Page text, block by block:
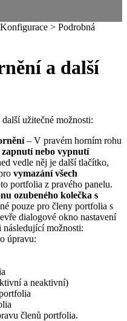
> Podrobná
a další
užitečné možnosti:
– V pravém horním rohu
zapnutí nebo vypnutí
vedle něj je další tlačítko,
vymazání všech
portfolia z pravého panelu.
ozubeného kolečka s
pouze pro členy portfolia s
dialogové okno nastavení
možnosti:
úpravu:
a neaktivní)
členů portfolia.